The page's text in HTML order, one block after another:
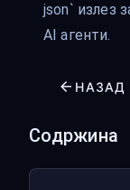
json` излез
AI агенти.
НАЗАД
Содржина